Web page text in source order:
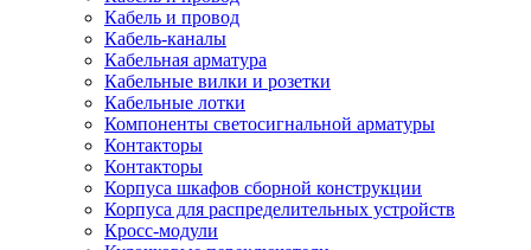
Кабель и провод
Кабель-каналы
Кабельная арматура
Кабельные вилки и розетки
Кабельные лотки
Компоненты светосигнальной арматуры
Контакторы
Контакторы
Корпуса шкафов сборной конструкции
Корпуса для распределительных устройств
Кросс-модули